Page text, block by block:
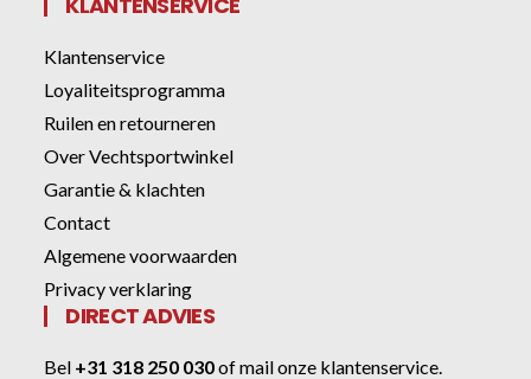
Klantenservice
Loyaliteitsprogramma
Ruilen en retourneren
Over Vechtsportwinkel
Garantie & klachten
Contact
Algemene voorwaarden
Privacy verklaring
DIRECT ADVIES
Bel +31 318 250 030ofmail onze klantenservice